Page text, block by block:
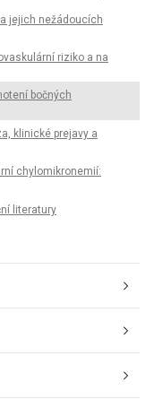
jejich nežádoucích
riziko a na
bočných
klinické prejavy a
chylomikronemií:
literatury